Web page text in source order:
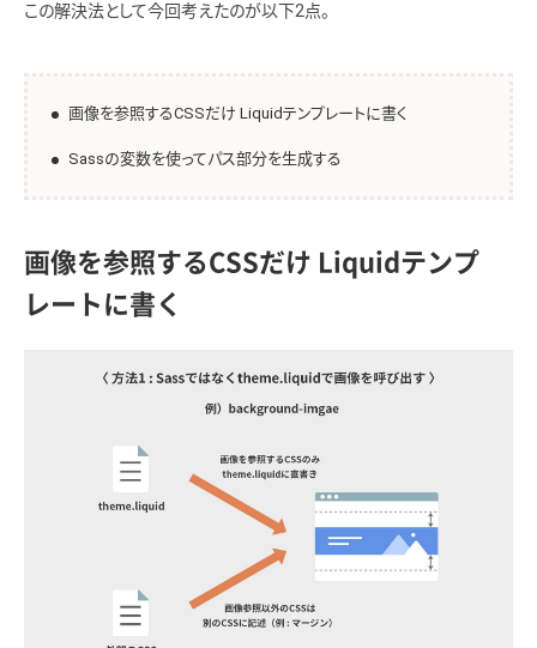
この解決法として今回考えたのが以下2点。
画像を参照するCSSだけ Liquidテンプレートに書く
Sassの変数を使ってパス部分を生成する
画像を参照するCSSだけ Liquidテンプ
レートに書く